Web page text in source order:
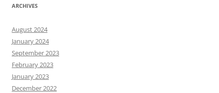
ARCHIVES
August 2024
January 2024
September 2023
February 2023
January 2023
December 2022